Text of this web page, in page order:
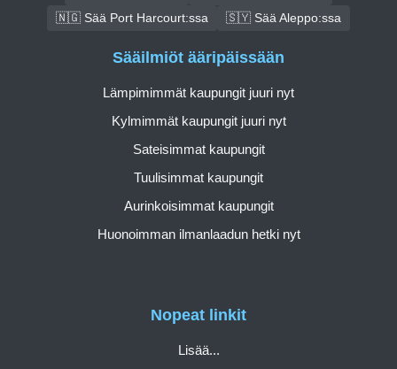
🇳🇬 Sää Port Harcourt:ssa
🇸🇾 Sää Aleppo:ssa
Nopeat linkit
Lisää...
Sääilmiöt ääripäissään
Lämpimimmät kaupungit juuri nyt
Kylmimmät kaupungit juuri nyt
Sateisimmat kaupungit
Tuulisimmat kaupungit
Aurinkoisimmat kaupungit
Huonoimman ilmanlaadun hetki nyt